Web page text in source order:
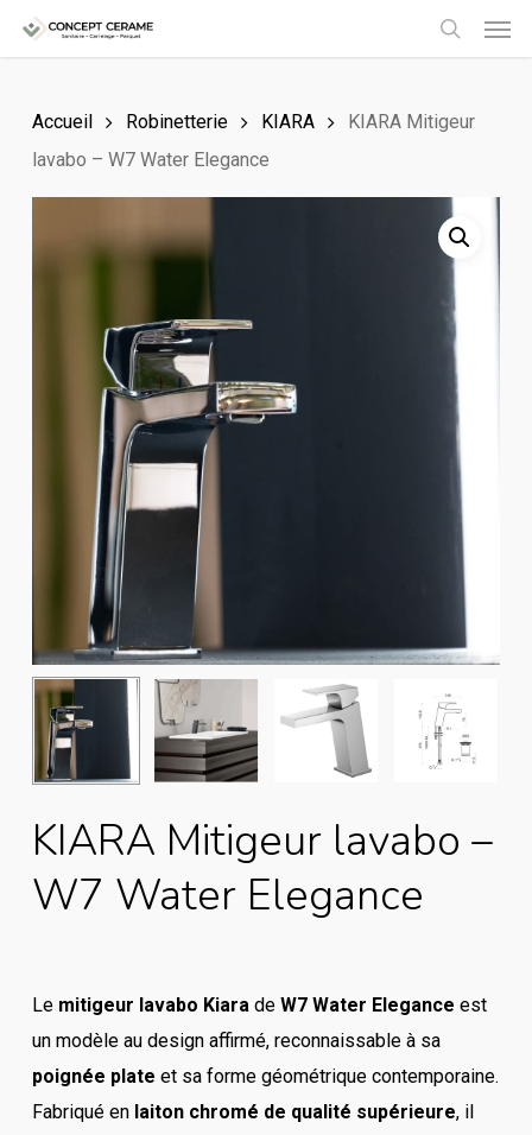
Skip
to
content
search
Accueil Robinetterie KIARA
KIARA Mitigeur
lavabo – W7 Water Elegance
KIARA Mitigeur lavabo –
W7 Water Elegance
Le mitigeur lavabo Kiarade W7 Water Elegance est
un modèle au design affirmé, reconnaissable à sa
poignée plate et sa forme géométrique contemporaine.
Fabriqué en laiton chromé de qualité supérieure, il